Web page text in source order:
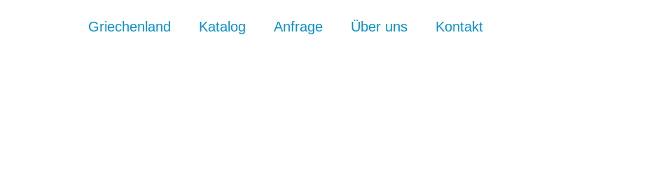
Griechenland Katalog Anfrage Über uns Kontakt